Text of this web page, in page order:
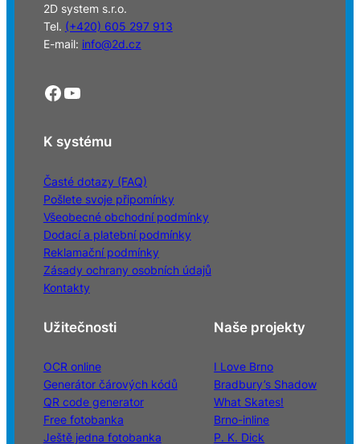
2D system s.r.o.
Tel. (+420) 605 297 913
E-mail: info@2d.cz
Facebook YouTube
K systému
Časté dotazy (FAQ)
Pošlete svoje připomínky
Všeobecné obchodní podmínky
Dodací a platební podmínky
Reklamační podmínky
Zásady ochrany osobních údajů
Kontakty
Užitečnosti
OCR online
Generátor čárových kódů
QR code generator
Free fotobanka
Ještě jedna fotobanka
Naše projekty
I Love Brno
Bradbury’s Shadow
What Skates!
Brno-inline
P. K. Dick